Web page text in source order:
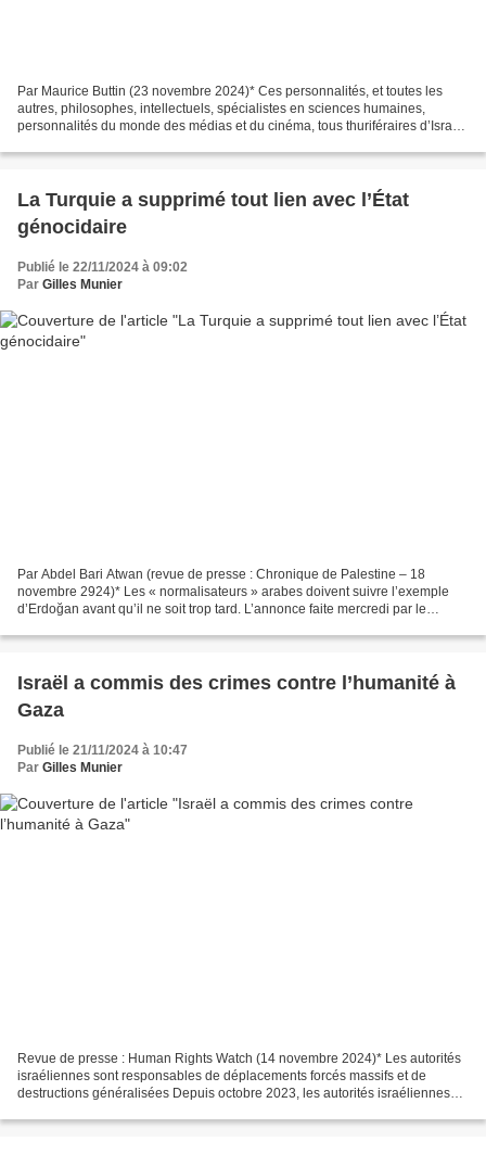
Par Maurice Buttin (23 novembre 2024)* Ces personnalités, et toutes les
autres, philosophes, intellectuels, spécialistes en sciences humaines,
personnalités du monde des médias et du cinéma, tous thuriféraires d’Israël,
La Turquie a supprimé tout lien avec l’État
génocidaire
Publié le 22/11/2024 à 09:02
Par Gilles Munier
Par Abdel Bari Atwan (revue de presse : Chronique de Palestine – 18
novembre 2924)* Les « normalisateurs » arabes doivent suivre l’exemple
d’Erdoğan avant qu’il ne soit trop tard. L’annonce faite mercredi par le
Israël a commis des crimes contre l’humanité à
Gaza
Publié le 21/11/2024 à 10:47
Par Gilles Munier
Revue de presse : Human Rights Watch (14 novembre 2024)* Les autorités
israéliennes sont responsables de déplacements forcés massifs et de
destructions généralisées Depuis octobre 2023, les autorités israéliennes